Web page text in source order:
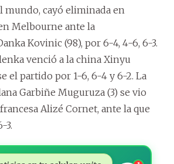
mundo, cayó eliminada en
Melbourne ante la
Kovinic (98), por 6-4, 4-6, 6-3.
venció a la china Xinyu
el partido por 1-6, 6-4 y 6-2. La
Garbiñe Muguruza (3) se vio
Alizé Cornet, ante la que
3.